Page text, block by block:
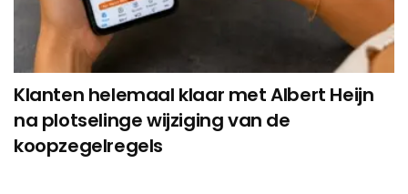
Klanten helemaal klaar met Albert Heijn
na plotselinge wijziging van de
koopzegelregels